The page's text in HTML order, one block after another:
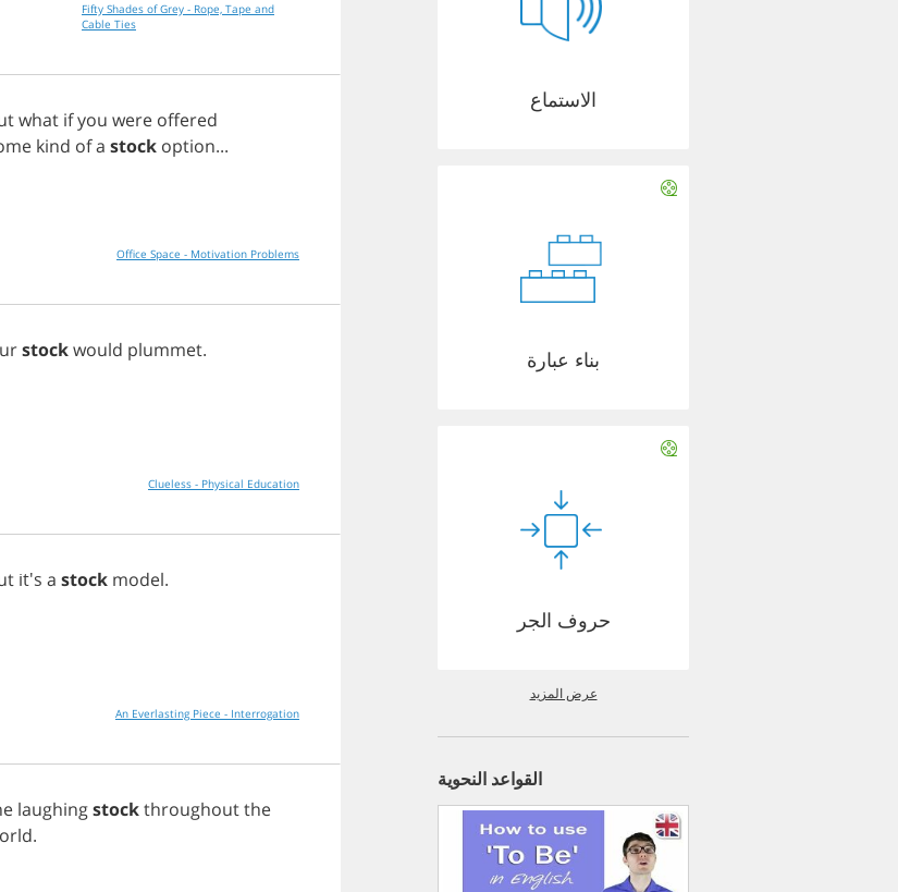
Fifty Shades of Grey - Rope, Tape and
Cable Ties
what ifyou were offered
kind ofa stock option...
Office Space - Motivation Problems
stockwould plummet.
Clueless - Physical Education
it's a stock model.
An Everlasting Piece - Interrogation
laughingstockthroughoutthe
.
الاستماع
بناء عبارة
حروف الجر
عرض المزيد
القواعد النحوية